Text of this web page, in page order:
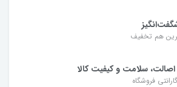
هم تخفیف
سلامت و کیفیت کالا
فروشگاه